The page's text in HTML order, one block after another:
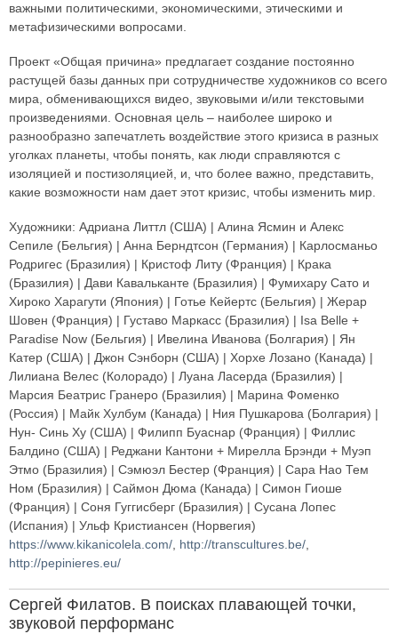
важными политическими, экономическими, этическими и
метафизическими вопросами.
Проект «Общая причина» предлагает создание постоянно
растущей базы данных при сотрудничестве художников со всего
мира, обменивающихся видео, звуковыми и/или текстовыми
произведениями. Основная цель – наиболее широко и
разнообразно запечатлеть воздействие этого кризиса в разных
уголках планеты, чтобы понять, как люди справляются с
изоляцией и постизоляцией, и, что более важно, представить,
какие возможности нам дает этот кризис, чтобы изменить мир.
Художники: Адриана Литтл (США) | Алина Ясмин и Алекс
Сепиле (Бельгия) | Анна Берндтсон (Германия) | Карлосманьо
Родригес (Бразилия) | Кристоф Литу (Франция) | Крака
(Бразилия) | Дави Кавальканте (Бразилия) | Фумихару Сато и
Хироко Харагути (Япония) | Готье Кейертс (Бельгия) | Жерар
Шовен (Франция) | Густаво Маркасс (Бразилия) | Isa Belle +
Paradise Now (Бельгия) | Ивелина Иванова (Болгария) | Ян
Катер (США) | Джон Сэнборн (США) | Хорхе Лозано (Канада) |
Лилиана Велес (Колорадо) | Луана Ласерда (Бразилия) |
Марсия Беатрис Гранеро (Бразилия) | Марина Фоменко
(Россия) | Майк Хулбум (Канада) | Ния Пушкарова (Болгария) |
Нун- Синь Ху (США) | Филипп Буаснар (Франция) | Филлис
Балдино (США) | Реджани Кантони + Мирелла Брэнди + Муэп
Этмо (Бразилия) | Сэмюэл Бестер (Франция) | Сара Нао Тем
Ном (Бразилия) | Саймон Дюма (Канада) | Симон Гиоше
(Франция) | Соня Гуггисберг (Бразилия) | Сусана Лопес
(Испания) | Ульф Кристиансен (Норвегия)
https://www.kikanicolela.com/ http://transcultures.be/
http://pepinieres.eu/
Сергей Филатов. В поисках плавающей точки,
звуковой перформанс